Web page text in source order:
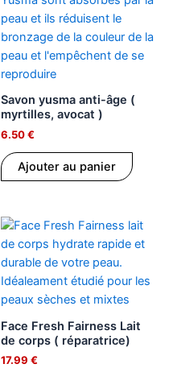
Savon yusma anti-âge (
myrtilles, avocat )
6.50€
Ajouter au panier
Face Fresh Fairness Lait
de corps ( réparatrice)
17.99 €